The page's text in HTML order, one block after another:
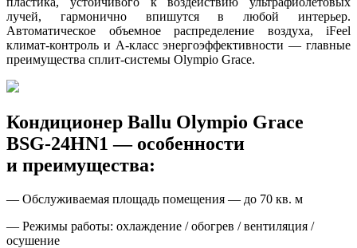
лучей,
гармонично впишутся в любой интерьер.
Автоматическое объемное распределение воздуха,
iFeel
климат-контроль и А-классэнергоэффективности — главные
преимущества сплит-системы Olympio Grace.
Кондиционер Ballu Olympio Grace
BSG-24HN1 — особенности
и преимущества:
— Обслуживаемая площадь помещения — до 70 кв. м
— Режимы работы: охлаждение / обогрев / вентиляция /
осушение